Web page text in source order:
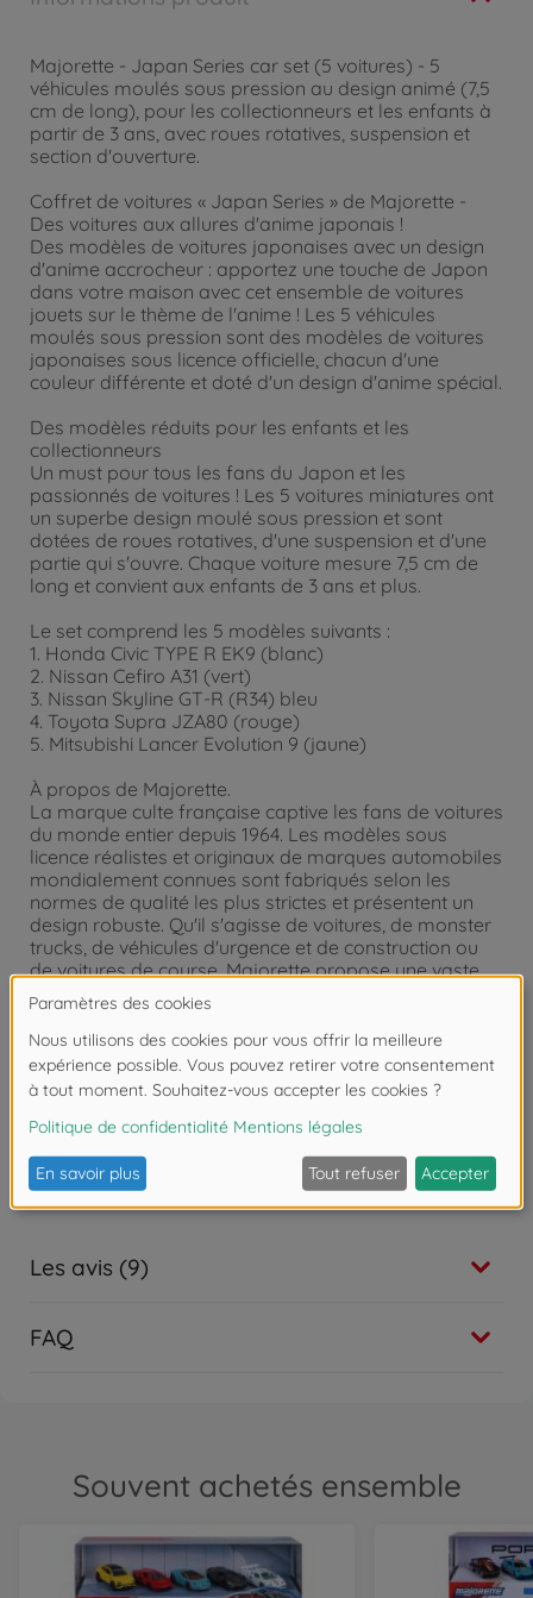
Majorette - Japan Series car set (5 voitures) - 5
véhicules moulés sous pression au design animé (7,5
cm de long), pour les collectionneurs et les enfants à
partir de 3 ans, avec roues rotatives, suspension et
section d'ouverture.
Coffret de voitures « Japan Series » de Majorette -
Des voitures aux allures d'anime japonais !
Des modèles de voitures japonaises avec un design
d'anime accrocheur : apportez une touche de Japon
dans votre maison avec cet ensemble de voitures
jouets sur le thème de l'anime ! Les 5 véhicules
moulés sous pression sont des modèles de voitures
japonaises sous licence officielle, chacun d'une
couleur différente et doté d'un design d'anime spécial.
Des modèles réduits pour les enfants et les
collectionneurs
Un must pour tous les fans du Japon et les
passionnés de voitures ! Les 5 voitures miniatures ont
un superbe design moulé sous pression et sont
dotées de roues rotatives, d'une suspension et d'une
partie qui s'ouvre. Chaque voiture mesure 7,5 cm de
long et convient aux enfants de 3 ans et plus.
Le set comprend les 5 modèles suivants :
1. Honda Civic TYPE R EK9 (blanc)
2. Nissan Cefiro A31 (vert)
3. Nissan Skyline GT-R (R34) bleu
4. Toyota Supra JZA80 (rouge)
5. Mitsubishi Lancer Evolution 9 (jaune)
À propos de Majorette.
La marque culte française captive les fans de voitures
du monde entier depuis 1964. Les modèles sous
licence réalistes et originaux de marques automobiles
mondialement connues sont fabriqués selon les
normes de qualité les plus strictes et présentent un
design robuste. Qu'il s'agisse de voitures, de monster
trucks, de véhicules d'urgence et de construction ou
de voitures de course, Majorette propose une vaste
collection de petites voitures en métal et de parkings
assortis sur différents thèmes. Les petites voitures en
métal sont idéales pour les enfants à partir de 3/5
ans et pour les collectionneurs en herbe de tout âge.
Ne convient pas aux enfants de
moins de 3 ans. Risque d'asphyxie lié à la
présence de pièces de petite taille.
Les avis (9)
FAQ
Souvent achetés ensemble